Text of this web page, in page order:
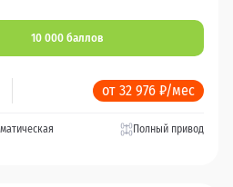
10 000 баллов
от 32 976 ₽/мес
Полный привод